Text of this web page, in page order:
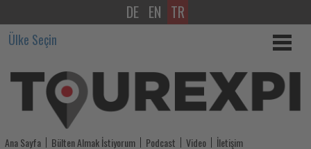
Corendon
Airlines
yaz
sezonunda
da
DE EN TR
Ülke Seçin
Ana Sayfa Bülten Almak İstiyorum Podcast Video İletişim